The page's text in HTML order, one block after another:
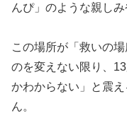
んぴ」のような親し
この場所が「救いの
のを変えない限り、
かわからない」と震
ん。